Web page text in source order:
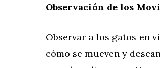
Observación de los
Observar a los gatos en
cómo se mueven y